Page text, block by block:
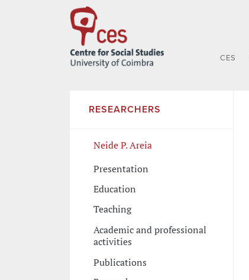
CES
RESEARCHERS
Neide P. Areia
Presentation
Education
Teaching
Academic and professional
activities
Publications